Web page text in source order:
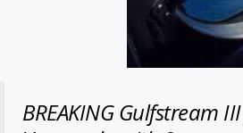
BREAKING Gulfstream